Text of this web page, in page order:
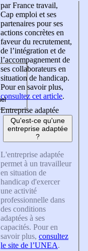
par France travail,
Cap emploi et ses
partenaires pour ses
actions concrètes en
faveur du recrutement,
de l’intégration et de
l’accompagnement de
ses collaborateurs en
situation de handicap.
Pour en savoir plus,
consultez cet article.
Entreprise adaptée
Qu'est-ce qu'une
entreprise adaptée
?
L'entreprise adaptée
permet à un travailleur
en situation de
handicap d'exercer
une activité
professionnelle dans
des conditions
adaptées à ses
capacités. Pour en
savoir plus, consultez
le site de l’UNEA.